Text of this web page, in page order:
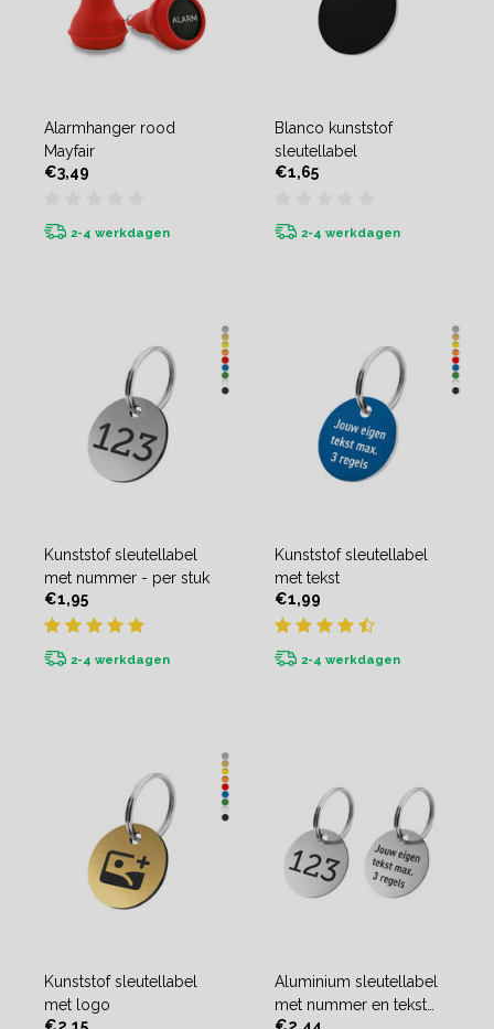
Alarmhanger rood
Mayfair
€3,49
2-4 werkdagen
Blanco kunststof
sleutellabel
€1,65
2-4 werkdagen
Kunststof sleutellabel
met nummer - per stuk
€1,95
2-4 werkdagen
Kunststof sleutellabel
met tekst
€1,99
2-4 werkdagen
Kunststof sleutellabel
met logo
Aluminium sleutellabel
met nummer en tekst